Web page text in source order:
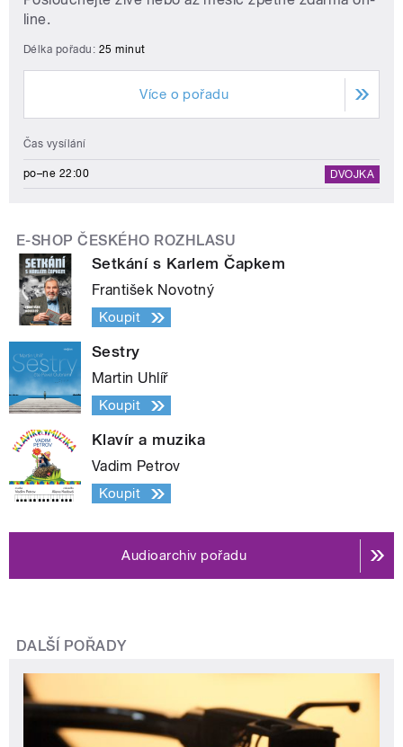
line.
Délka pořadu: 25 minut
Více o pořadu
Čas vysílání
po–ne 22:00 DVOJKA
E-SHOP ČESKÉHO ROZHLASU
Setkání s Karlem Čapkem
František Novotný
Koupit
Sestry
Martin Uhlíř
Koupit
Klavír a muzika
Vadim Petrov
Koupit
Audioarchiv pořadu
DALŠÍ POŘADY